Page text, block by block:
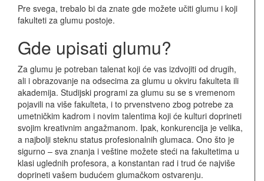
Pre svega, trebalo bi da znate gde možete učiti glumu i koji
fakulteti za glumu postoje.
Gde upisati glumu?
Za glumu je potreban talenat koji će vas izdvojiti od drugih,
ali i obrazovanje na odsecima za glumu u okviru fakulteta ili
akademija. Studijski programi za glumu su se s vremenom
pojavili na više fakulteta, i to prvenstveno zbog potrebe za
umetničkim kadrom i novim talentima koji će kulturi doprineti
svojim kreativnim angažmanom. Ipak, konkurencija je velika,
a najbolji steknu status profesionalnih glumaca. Ono što je
sigurno – sva znanja i veštine možete steći na fakultetima u
klasi uglednih profesora, a konstantan rad i trud će najviše
doprineti vašem budućem glumačkom ostvarenju.